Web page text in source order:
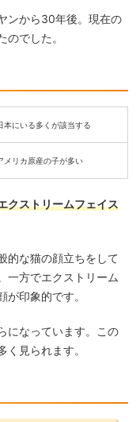
ンから30年後。現在の
でした。
本にいる多くが該当する
メリカ原産の子が多い
クストリームフェイス
的な猫の顔立ちをして
一方でエクストリーム
印象的です。
になっています。この
見られます。